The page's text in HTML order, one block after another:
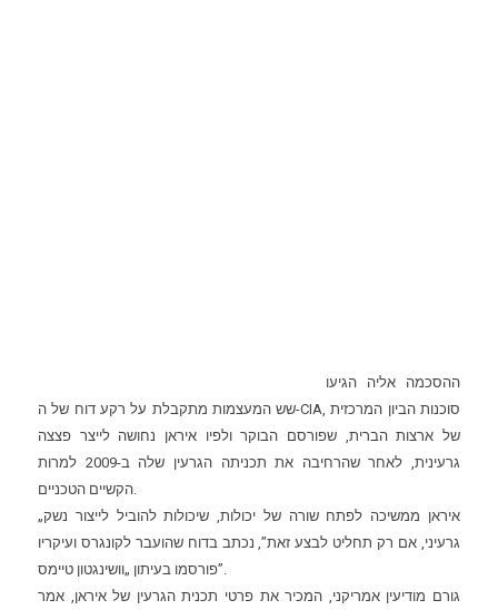
ההסכמה אליה הגיעו
שש המעצמות מתקבלת על רקעדוח של ה-CIA, סוכנות הביון המרכזית
של ארצות הברית, שפורסם הבוקר ולפיו איראן נחושה לייצר פצצה
גרעינית, לאחר שהרחיבה את תכניתה הגרעין שלה ב-2009 למרות
הקשיים הטכניים.
„איראן ממשיכה לפתח שורה של יכולות, שיכולות להוביל לייצור נשק
גרעיני, אם רק תחליט לבצע זאת”, נכתב בדוח שהועבר לקונגרס ועיקריו
פורסמו בעיתון „וושינגטון טיימס”.
גורם מודיעין אמריקני, המכיר את פרטי תכנית הגרעין של איראן, אמר